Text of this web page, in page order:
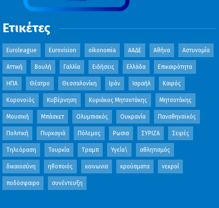
Ετικέτες
Euroleague Eurovision oikonomia ΑΑΔΕ Αθήνα Αστυνομία
Αττική Βουλή Γαλλία Ειδήσεις Ελλάδα Επικαιρότητα
ΗΠΑ Θέατρο Θεσσαλονίκη Ιράν Ισραήλ Καιρός
Κορονοϊός Κυβέρνηση Κυριάκος Μητσοτάκης Μητσοτάκης
Μουσική Μπάσκετ Ολυμπιακός Ουκρανία Παναθηναϊκός
Πολιτική Πυρκαγιά Πόλεμος Ρωσια ΣΥΡΙΖΑ Σειρές
Τηλεόραση Τουρκία Τραμπ Υγεία\ αθλητισμός
δικαιοσύνη ηθοποιός κοινωνια κρούσματα νεκροί
ποδόσφαιρο συνέντευξη